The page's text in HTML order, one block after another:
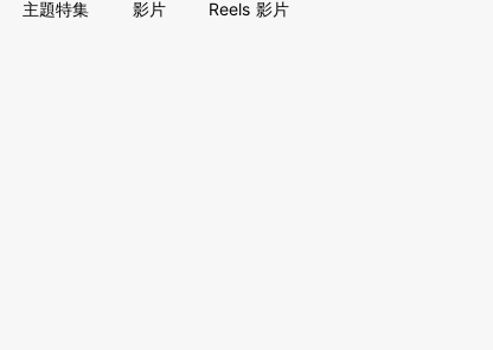
主題特集 影片 Reels 影片